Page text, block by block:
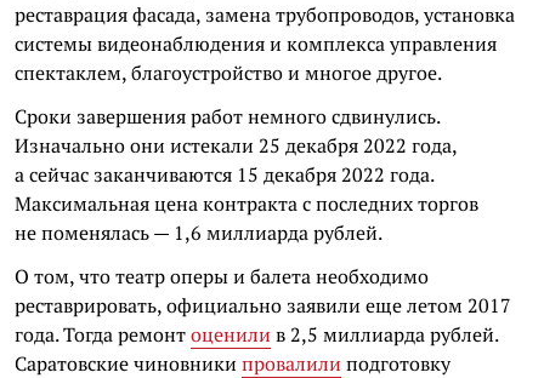
реставрация фасада, замена трубопроводов, установка
системы видеонаблюдения и комплекса управления
спектаклем, благоустройство и многое другое.
Сроки завершения работ немного сдвинулись.
Изначально они истекали 25 декабря 2022 года,
а сейчас заканчиваются 15 декабря 2022 года.
Максимальная цена контракта с последних торгов
не поменялась — 1,6 миллиарда рублей.
О том, что театр оперы и балета необходимо
реставрировать, официально заявили еще летом 2017
года. Тогда ремонтоценили в 2,5 миллиарда рублей.
Саратовские чиновники провалили подготовку